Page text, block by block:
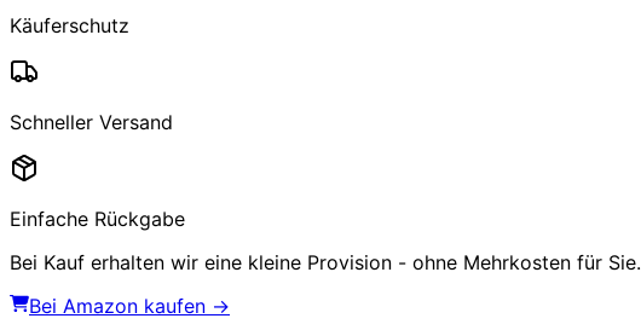
Käuferschutz
Schneller Versand
Einfache Rückgabe
Bei Kauf erhalten wir eine kleine Provision - ohne Mehrkosten für Sie.
Bei Amazon kaufen →